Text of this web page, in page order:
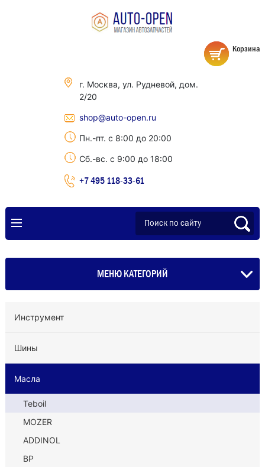
г. Москва, ул. Рудневой, дом.
2/20
shop@auto-open.ru
Пн.-пт. с 8:00 до 20:00
Сб.-вс. с 9:00 до 18:00
+7 495 118-33-61
Корзина
МЕНЮ КАТЕГОРИЙ
Инструмент
Шины
Масла
Teboil
MOZER
ADDINOL
BP